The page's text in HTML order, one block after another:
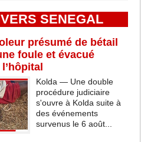
SENEGAL
présumé de bétail
foule et évacué
Kolda — Une double
procédure judiciaire
s'ouvre à Kolda suite à
des événements
survenus le 6 août...